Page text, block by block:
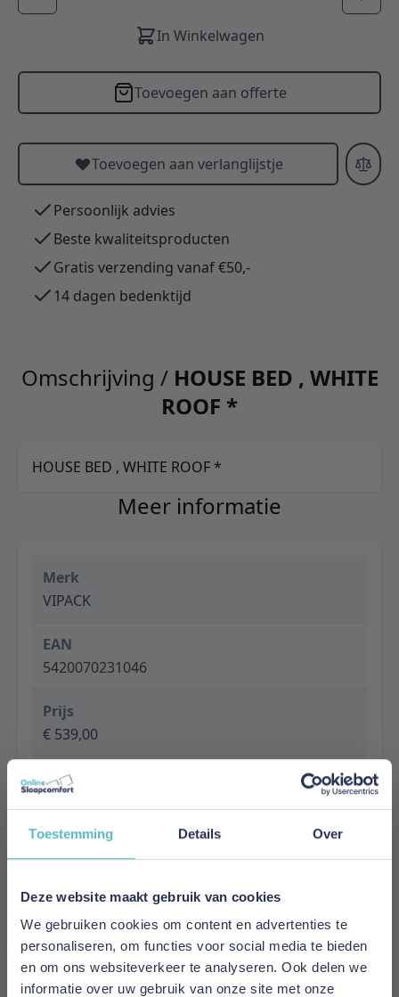
Toestemming Details Over
Deze website maakt gebruik van cookies
We gebruiken cookies om content en advertenties te
personaliseren, om functies voor social media te bieden
en om ons websiteverkeer te analyseren. Ook delen we
informatie over uw gebruik van onze site met onze
In Winkelwagen
Toevoegen aan offerte
Toevoegen aan verlanglijstje
Persoonlijk advies
Beste kwaliteitsproducten
Gratis verzending vanaf €50,-
14 dagen bedenktijd
Omschrijving / HOUSE BED , WHITE
ROOF *
HOUSE BED , WHITE ROOF *
Meer informatie
Merk
VIPACK
EAN
5420070231046
Prijs
€ 539,00
Levertijd
Specificaties
Finish: Lacquered
Slat base included: No
Recommended Slatbase: Roll slats
Product style: Trendy